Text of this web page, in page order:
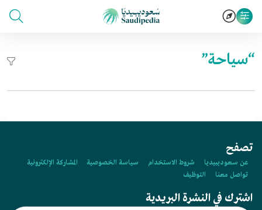
“سياحة”
تصفح
عن سعوديبيديا شروط الاستخدام سياسة الخصوصية
المشاركة الإلكترونية
تواصل معنا
التوظيف
اشترك في النشرة البريدية